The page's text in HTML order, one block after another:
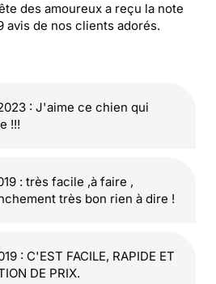
des amoureux a reçu la note
avis de nos clients adorés.
: J'aime ce chien qui
!!!
: très facile ,à faire ,
très bon rien à dire !
: C'EST FACILE, RAPIDE ET
DE PRIX.